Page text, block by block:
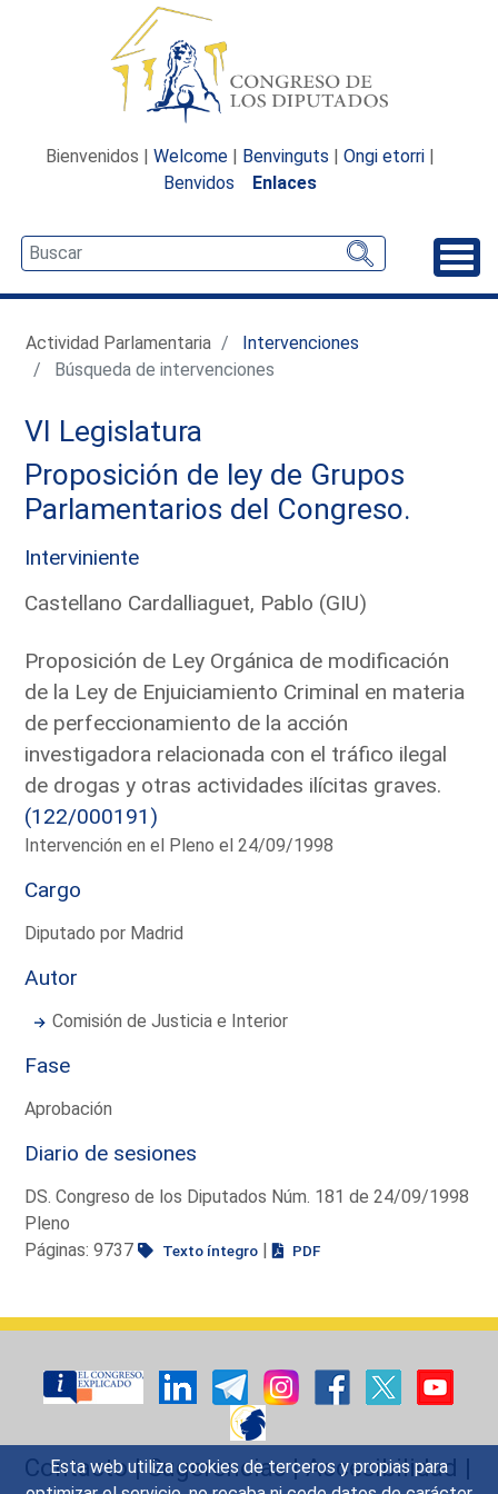
Esta web utiliza cookies de terceros y propias para
Bienvenidos | Welcome | Benvinguts | Ongi etorri |
Benvidos
Enlaces
Actividad Parlamentaria
Intervenciones
Búsqueda de intervenciones
VI Legislatura
Proposición de ley de Grupos
Parlamentarios del Congreso.
Interviniente
Castellano Cardalliaguet, Pablo (GIU)
Proposición de Ley Orgánica de modificación
de la Ley de Enjuiciamiento Criminal en materia
de perfeccionamiento de la acción
investigadora relacionada con el tráfico ilegal
de drogas y otras actividades ilícitas graves.
(122/000191)
Intervención en el Pleno el 24/09/1998
Cargo
Diputado por Madrid
Autor
Comisión de Justicia e Interior
Fase
Aprobación
Diario de sesiones
DS. Congreso de los Diputados Núm. 181 de 24/09/1998
Pleno
Páginas: 9737
Texto íntegro | PDF
Contacto|Sugerencias|Accesibilidad |